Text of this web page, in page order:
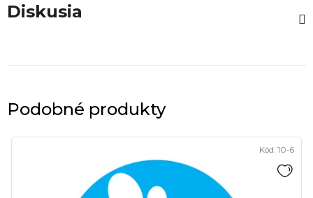
Diskusia
Podobné produkty
Kód: 10-6